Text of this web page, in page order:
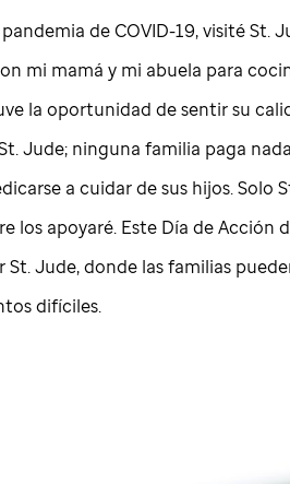
de COVID-19, visitéSt.
mi mamá y mi abuela para
la oportunidad de sentir su
Jude; ninguna familia paga
a cuidar de sus hijos. Solo
los apoyaré. Este Día de Acción
St. Jude, donde las familias
difíciles.